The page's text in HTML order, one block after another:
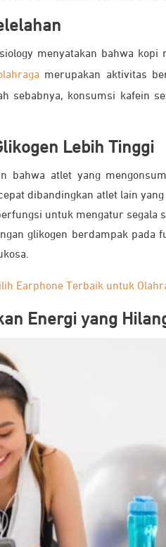
menyatakan bahwa
merupakan aktivitas
sebabnya, konsumsi kafein
Lebih Tinggi
bahwa atlet yang
dibandingkan atlet lain
untuk mengatur segala
glikogen berdampak pada
Earphone Terbaik untuk
Energi yang